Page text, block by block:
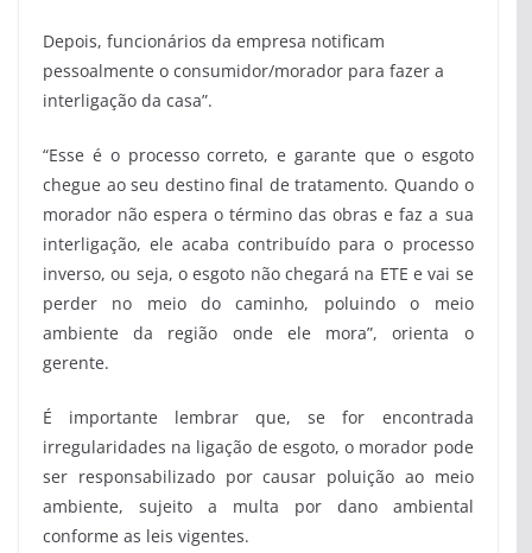
Depois, funcionários da empresa notificam
pessoalmente o consumidor/morador para fazer a
interligação da casa”.
“Esse é o processo correto, e garante que o esgoto
chegue ao seu destino final de tratamento. Quando o
morador não espera o término das obras e faz a sua
interligação, ele acaba contribuído para o processo
inverso, ou seja, o esgoto não chegará na ETE e vai se
perder no meio do caminho, poluindo o meio
ambiente da região onde ele mora”, orienta o
gerente.
É importante lembrar que, se for encontrada
irregularidades na ligação de esgoto, o morador pode
ser responsabilizado por causar poluição ao meio
ambiente, sujeito a multa por dano ambiental
conforme as leis vigentes.